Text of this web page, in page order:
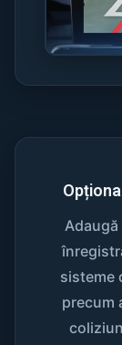
Adaugă
sisteme
precum